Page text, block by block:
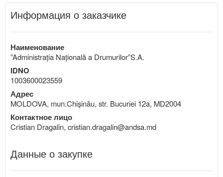
Информация о заказчике
Наименование
”Administrația Națională a Drumurilor”S.A.
IDNO
1003600023559
Адрес
MOLDOVA, mun.Chişinău, str. Bucuriei 12a, MD2004
Контактное лицо
Cristian Dragalin, cristian.dragalin@andsa.md
Данные о закупке